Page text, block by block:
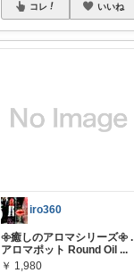
コレ いいね
iro360
𖧷癒しのアロマシリーズ𖧷 .
アロマポット Round Oil ...
￥ 1,980